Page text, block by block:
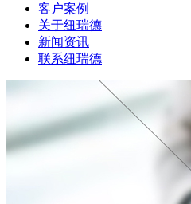
客户案例
关于纽瑞德
新闻资讯
联系纽瑞德